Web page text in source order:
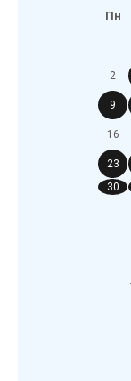
Пн
2
9
16
23
30